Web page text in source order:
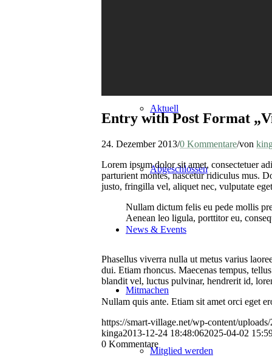
Aktuell
Abgeschlossen
News & Events
Mitmachen
Mitglied werden
Entry with Post Format
24. Dezember 2013/0 Kommentare/von
Lorem ipsum dolor sit amet, consectetuer
parturient montes, nascetur ridiculus mus.
justo, fringilla vel, aliquet nec, vulputate
Nullam dictum felis eu pede mollis
Aenean leo ligula, porttitor eu,
Phasellus viverra nulla ut metus varius
dui. Etiam rhoncus. Maecenas tempus,
blandit vel, luctus pulvinar, hendrerit id,
Nullam quis ante. Etiam sit amet orci eget
https://smart-village.net/wp-content/
kinga2013-12-24 18:48:062025-04-02
0 Kommentare